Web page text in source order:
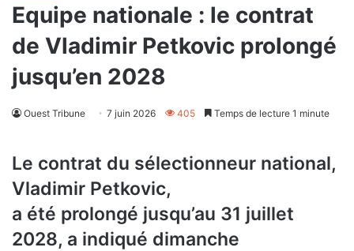
Equipe nationale : le contrat
de Vladimir Petkovic prolongé
jusqu’en 2028
Ouest Tribune 7 juin 2026 405 Temps de lecture 1 minute
Le contrat du sélectionneur national,
Vladimir Petkovic,
a été prolongé jusqu’au 31 juillet
2028, a indiqué dimanche